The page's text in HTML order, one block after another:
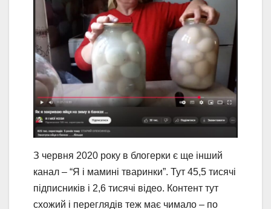
З червня 2020 року в блогерки є ще інший
канал – “Я і мамині тваринки”. Тут 45,5 тисячі
підписників і 2,6 тисячі відео. Контент тут
схожий і переглядів теж має чимало – по